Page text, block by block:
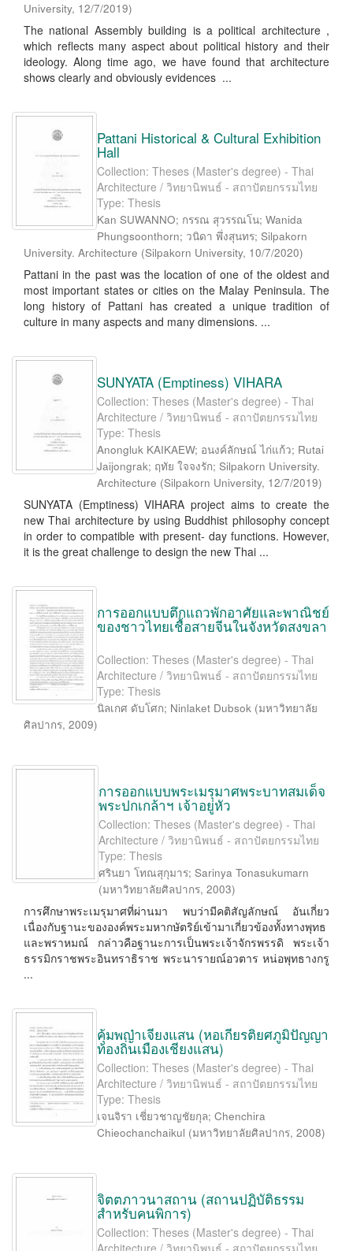
University, 12/7/2019)
The national Assembly building is a political architecture ,
which reflects many aspect about political history and their
ideology. Along time ago, we have found that architecture
shows clearly and obviously evidences ...
Pattani Historical & Cultural Exhibition
Hall
Collection: Theses (Master's degree) - Thai
Architecture / วิทยานิพนธ์ - สถาปัตยกรรมไทย
Type: Thesis
Kan SUWANNO; กรรณ สุวรรณโน; Wanida
Phungsoonthorn; วนิดา พึ่งสุนทร; Silpakorn
University. Architecture (Silpakorn University, 10/7/2020)
Pattani in the past was the location of one of the oldest and
most important states or cities on the Malay Peninsula. The
long history of Pattani has created a unique tradition of
culture in many aspects and many dimensions. ...
SUNYATA (Emptiness) VIHARA
Collection: Theses (Master's degree) - Thai
Architecture / วิทยานิพนธ์ - สถาปัตยกรรมไทย
Type: Thesis
Anongluk KAIKAEW; อนงค์ลักษณ์ ไก่แก้ว; Rutai
Jaijongrak; ฤทัย ใจจงรัก; Silpakorn University.
Architecture (Silpakorn University, 12/7/2019)
SUNYATA (Emptiness) VIHARA project aims to create the
new Thai architecture by using Buddhist philosophy concept
in order to compatible with present- day functions. However,
it is the great challenge to design the new Thai ...
การออกแบบตึกแถวพักอาศัยและพาณิชย์
ของชาวไทยเชื้อสายจีนในจังหวัดสงขลา
Collection: Theses (Master's degree) - Thai
Architecture / วิทยานิพนธ์ - สถาปัตยกรรมไทย
Type: Thesis
นิลเกศ ดับโศก; Ninlaket Dubsok (มหาวิทยาลัย
ศิลปากร, 2009)
การออกแบบพระเมรุมาศพระบาทสมเด็จ
พระปกเกล้าฯ เจ้าอยู่หัว
Collection: Theses (Master's degree) - Thai
Architecture / วิทยานิพนธ์ - สถาปัตยกรรมไทย
Type: Thesis
ศรินยา โทณสุกุมาร; Sarinya Tonasukumarn
(มหาวิทยาลัยศิลปากร, 2003)
การศึกษาพระเมรุมาศที่ผ่านมา พบว่ามีคติสัญลักษณ์ อันเกี่ยว
เนื่องกับฐานะขององค์พระมหากษัตริย์เข้ามาเกี่ยวข้องทั้งทางพุทธ
และพราหมณ์ กล่าวคือฐานะการเป็นพระเจ้าจักรพรรดิ พระเจ้า
ธรรมิกราชพระอินทราธิราช พระนารายณ์อวตาร หน่อพุทธางกรู
...
คุ้มพญ๋าเจียงแสน (หอเกียรติยศภูมิปัญญา
ท้องถิ่นเมืองเชียงแสน)
Collection: Theses (Master's degree) - Thai
Architecture / วิทยานิพนธ์ - สถาปัตยกรรมไทย
Type: Thesis
เจนจิรา เชี่ยวชาญชัยกุล; Chenchira
Chieochanchaikul (มหาวิทยาลัยศิลปากร, 2008)
จิตตภาวนาสถาน (สถานปฏิบัติธรรม
สำหรับคนพิการ)
Collection: Theses (Master's degree) - Thai
Architecture / วิทยานิพนธ์ - สถาปัตยกรรมไทย